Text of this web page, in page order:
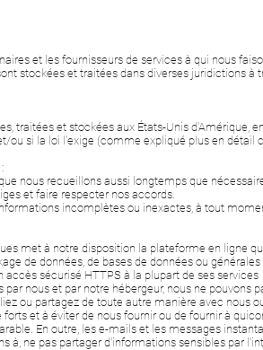
et les fournisseurs de services à qui nous
stockées et traitées dans diverses juridictions
traitées et stockées aux États-Unis d'Amérique,
ou si la loi l'exige (comme expliqué plus en détail
nous recueillons aussi longtemps que
et faire respecter nos accords.
incomplètes ou inexactes, à tout
met à notre disposition la plateforme en ligne
de données, de bases de données ou
sécurisé HTTPS à la plupart de ses services
nous et par notre hébergeur, nous ne
ou partagez de toute autre manière avec nous ou
et à éviter de nous fournir ou de fournir à
En outre, les e-mails et les messages
à, ne pas partager d'informations sensibles par